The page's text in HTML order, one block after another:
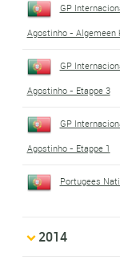
GP
Agostinho - Algemeen
GP
Agostinho - Etappe 3
GP
Agostinho - Etappe 1
Portugees
2014